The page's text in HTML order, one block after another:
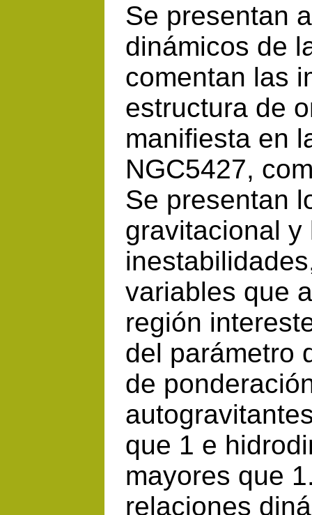
Se presentan
dinámicos de
comentan las
estructura de
manifiesta en
NGC5427,
Se presentan
gravitacional
variables que
región
del parámetro
de
que 1 e
mayores que
relaciones